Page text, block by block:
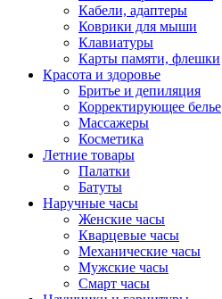
Кабели, адаптеры
Коврики для мыши
Клавиатуры
Карты памяти, флешки
Красота и здоровье
Бритье и депиляция
Корректирующее белье
Массажеры
Косметика
Летние товары
Палатки
Батуты
Наручные часы
Женские часы
Кварцевые часы
Механические часы
Мужские часы
Смарт часы